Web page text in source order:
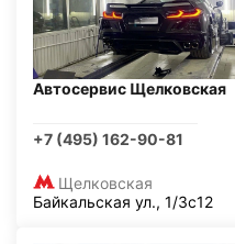
Автосервис Щелковская
+7 (495) 162-90-81
Щелковская
Байкальская ул., 1/3с12